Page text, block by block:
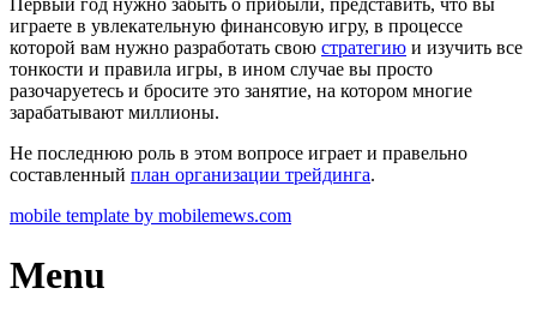
Первый год нужно забыть о прибыли, представить, что вы
играете в увлекательную финансовую игру, в процессе
которой вам нужно разработать свою стратегию и изучить все
тонкости и правила игры, в ином случае вы просто
разочаруетесь и бросите это занятие, на котором многие
зарабатывают миллионы.
Не последнюю роль в этом вопросе играет и правельно
составленный план организации трейдинга.
mobile template by mobilemews.com
Menu